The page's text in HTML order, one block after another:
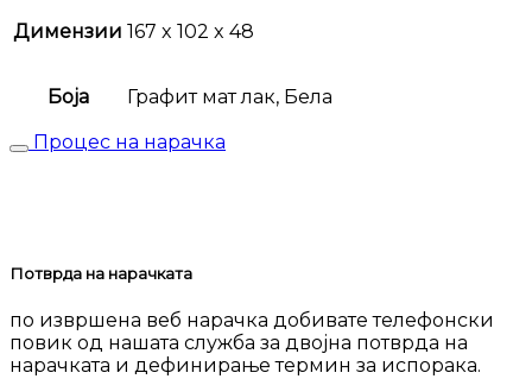
Димензии 167 x 102 x 48
Боја
Графит мат лак, Бела
Процес на нарачка
Потврда на нарачката
по извршена веб нарачка добивате телефонски
повик од нашата служба за двојна потврда на
нарачката и дефинирање термин за испорака.